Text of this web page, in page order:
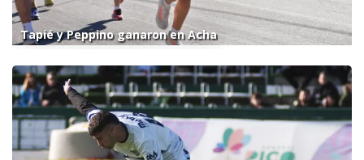
Tapié y Peppino ganaron en Acha